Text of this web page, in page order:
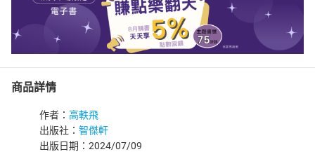
商品詳情
作者： 高軼飛
出版社： 智傑軒
出版日期：2024/07/09